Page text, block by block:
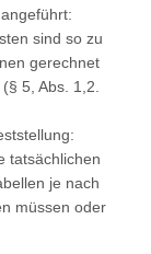
sind so zu
gerechnet
5, Abs. 1,2.
tatsächlichen
je nach
müssen oder